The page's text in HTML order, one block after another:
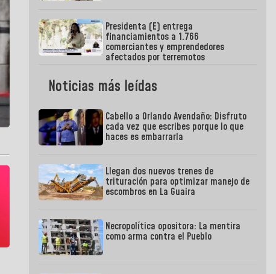
Presidenta (E) entrega
financiamientos a 1.766
comerciantes y emprendedores
afectados por terremotos
Noticias más leídas
Cabello a Orlando Avendaño: Disfruto
cada vez que escribes porque lo que
haces es embarrarla
Llegan dos nuevos trenes de
trituración para optimizar manejo de
escombros en La Guaira
Necropolítica opositora: La mentira
como arma contra el Pueblo